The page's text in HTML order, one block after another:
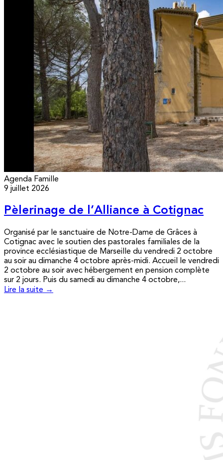
Agenda Famille
9 juillet 2026
Pèlerinage de l’Alliance à Cotignac
Organisé par le sanctuaire de Notre-Dame de Grâces à
Cotignac avec le soutien des pastorales familiales de la
province ecclésiastique de Marseille du vendredi 2 octobre
au soir au dimanche 4 octobre après-midi. Accueil le vendredi
2 octobre au soir avec hébergement en pension complète
sur 2 jours. Puis du samedi au dimanche 4 octobre,...
Lire la suite →